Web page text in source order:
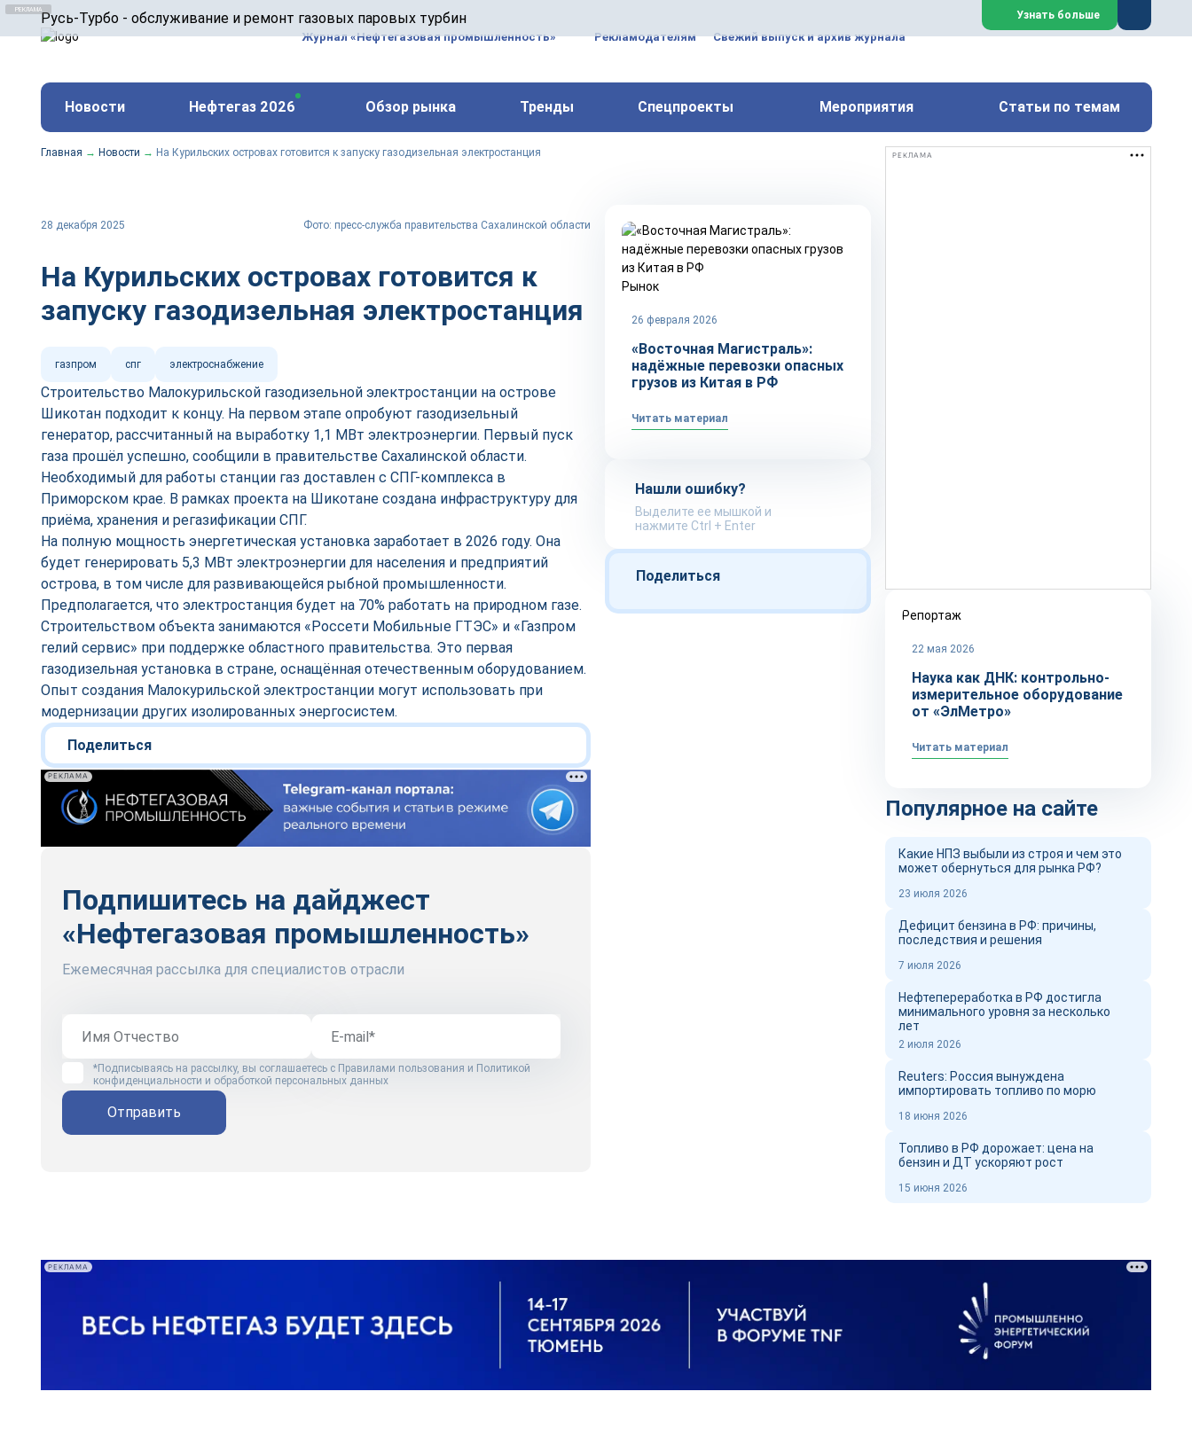
Русь-Турбо - обслуживание и ремонт газовых паровых турбин
ООО «Русь-Турбо» занимается сервисом газовых и паровых турбин, комплексным ремонтом, восстановлением, техническим обслуживанием
оборудования ТЭС, зарубежных поршневых машин и компрессоров, которые работают на нефтегазовых, нефтехимических, металлургических
и других предприятиях.
Реклама. ООО «Русь-Турбо», ИНН 7802588950
erid: F7NfYUJCUneVdwPs4znf
Закрыть
Узнать больше
Журнал «Нефтегазовая промышленность» Рекламодателям Свежий выпуск и архив журнала
Новости Нефтегаз 2026 Обзор рынка Тренды Спецпроекты Мероприятия Статьи по темам
Главная → Новости → На Курильских островах готовится к запуску газодизельная электростанция
28 декабря 2025 Фото: пресс-служба правительства Сахалинской области
На Курильских островах готовится к
запуску газодизельная электростанция
газпром спг электроснабжение
Строительство Малокурильской газодизельной электростанции на острове
Шикотан подходит к концу. На первом этапе опробуют газодизельный
генератор, рассчитанный на выработку 1,1 МВт электроэнергии. Первый пуск
газа прошёл успешно, сообщили в правительстве Сахалинской области.
Необходимый для работы станции газ доставлен с СПГ-комплекса в
Приморском крае. В рамках проекта на Шикотане создана инфраструктуру для
приёма, хранения и регазификации СПГ.
На полную мощность энергетическая установка заработает в 2026 году. Она
будет генерировать 5,3 МВт электроэнергии для населения и предприятий
острова, в том числе для развивающейся рыбной промышленности.
Предполагается, что электростанция будет на 70% работать на природном газе.
Строительством объекта занимаются «Россети Мобильные ГТЭС» и «Газпром
гелий сервис» при поддержке областного правительства. Это первая
газодизельная установка в стране, оснащённая отечественным оборудованием.
Опыт создания Малокурильской электростанции могут использовать при
модернизации других изолированных энергосистем.
Поделиться
РЕКЛАМА
Подпишитесь на дайджест
«Нефтегазовая промышленность»
Ежемесячная рассылка для специалистов отрасли
*Подписываясь на рассылку, вы соглашаетесь с Правилами пользования и Политикой
конфиденциальности и обработкой персональных данных
Отправить
Рынок
26 февраля 2026
«Восточная Магистраль»:
надёжные перевозки опасных
грузов из Китая в РФ
Читать материал
Нашли ошибку?
Выделите ее мышкой и
нажмите Ctrl + Enter
Поделиться
РЕКЛАМА
Репортаж
22 мая 2026
Наука как ДНК: контрольно-
измерительное оборудование
от «ЭлМетро»
Читать материал
Популярное на сайте
Какие НПЗ выбыли из строя и чем это
может обернуться для рынка РФ?
23 июля 2026
Дефицит бензина в РФ: причины,
последствия и решения
7 июля 2026
Нефтепереработка в РФ достигла
минимального уровня за несколько
лет
2 июля 2026
Reuters: Россия вынуждена
импортировать топливо по морю
18 июня 2026
Топливо в РФ дорожает: цена на
бензин и ДТ ускоряют рост
15 июня 2026
РЕКЛАМА